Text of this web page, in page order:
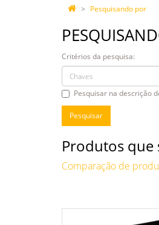
Pesquisando por
Critérios da pesquisa:
Pesquisar na descrição
Produtos que
Comparação de